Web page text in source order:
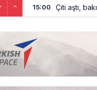
15:00 Çiti aştı,
THY ve
Fly
11:00 Elektrikli